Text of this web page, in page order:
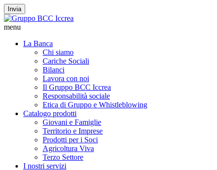
Invia
menu
La Banca
Chi siamo
Cariche Sociali
Bilanci
Lavora con noi
Il Gruppo BCC Iccrea
Responsabilità sociale
Etica di Gruppo e Whistleblowing
Catalogo prodotti
Giovani e Famiglie
Territorio e Imprese
Prodotti per i Soci
Agricoltura Viva
Terzo Settore
I nostri servizi